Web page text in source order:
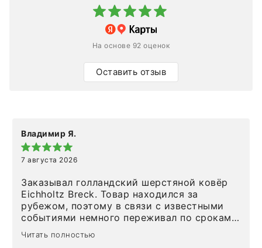
На основе 92 оценок
Оставить отзыв
Владимир Я.
7 августа 2026
Заказывал голландский шерстяной ковёр
Eichholtz Breck. Товар находился за
рубежом, поэтому в связи с известными
событиями немного переживал по срокам.
Но homeadore привезли ровно в
определенное в договоре время, без
Читать полностью